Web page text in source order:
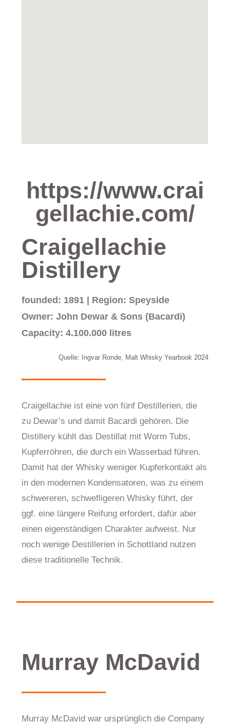
https://www.crai
gellachie.com/
Craigellachie
Distillery
founded: 1891 | Region: Speyside
Owner: John Dewar & Sons (Bacardi)
Capacity: 4.100.000 litres
Quelle: Ingvar Ronde, Malt Whisky Yearbook 2024
Craigellachie ist eine von fünf Destillerien, die
zu Dewar’s und damit Bacardi gehören. Die
Distillery kühlt das Destillat mit Worm Tubs,
Kupferröhren, die durch ein Wasserbad führen.
Damit hat der Whisky weniger Kupferkontakt als
in den modernen Kondensatoren, was zu einem
schwereren, schwefligeren Whisky führt, der
ggf. eine längere Reifung erfordert, dafür aber
einen eigenständigen Charakter aufweist. Nur
noch wenige Destillerien in Schottland nutzen
diese traditionelle Technik.
Murray McDavid
Murray McDavid war ursprünglich die Company